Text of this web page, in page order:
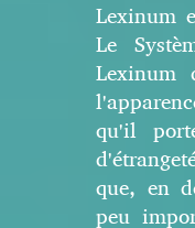
Lexinum
Le
Lexinum
qu'il
que, en
peu